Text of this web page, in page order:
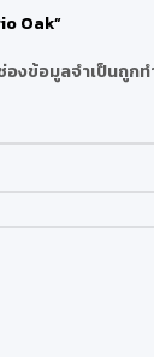
Oak”
องข้อมูลจำเป็นถูกท